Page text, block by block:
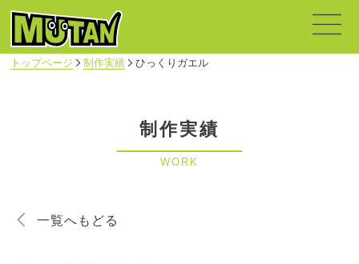
トップページ 制作実績 ひっくりガエル
制作実績
WORK
一覧へもどる